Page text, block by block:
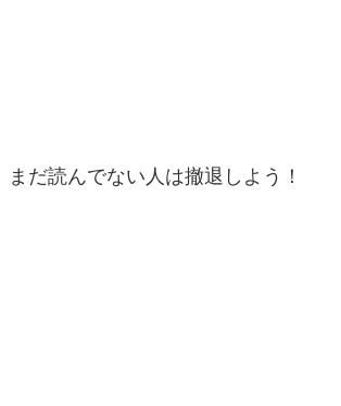
だ読んでない人は撤退しよう！